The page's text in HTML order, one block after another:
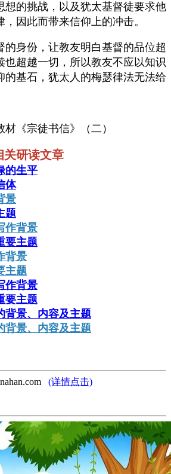
想的挑战，以及犹太基督徒要求他
因此而带来信仰上的冲击。
的身份，让教友明白基督的品位超
也超越一切，所以教友不应以知识
的基石，犹太人的梅瑟律法无法给
《宗徒书信》（二）
关研读文章
的生平
体
景
题
作背景
要主题
背景
主题
作背景
要主题
背景、内容及主题
背景、内容及主题
(详情点击)